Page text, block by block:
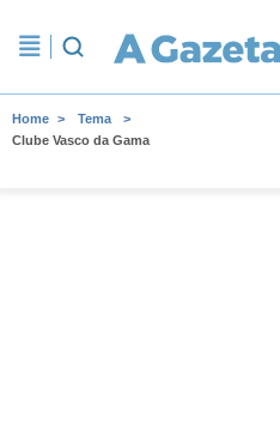
Home
Tema
Clube Vasco da Gama